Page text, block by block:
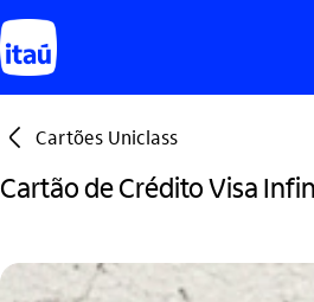
seta_esquerda Cartões Uniclass
Cartão de Crédito Visa